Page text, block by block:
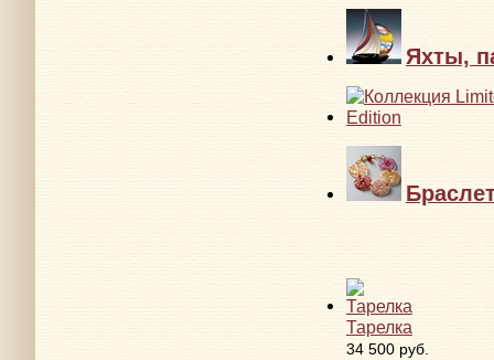
Яхты,
Тарелка
34 500 руб.